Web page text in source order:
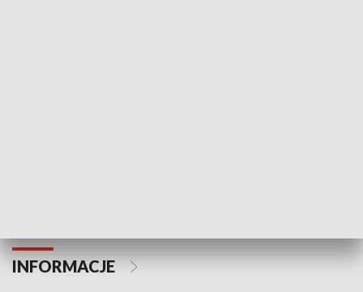
INFORMACJE